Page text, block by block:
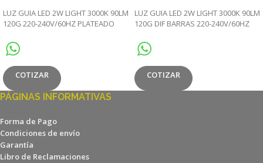
LUZ GUIA LED 2W LIGHT 3000K 90LM
120G 220-240V/60HZ PLATEADO
COTIZAR
LUZ GUIA LED 2W LIGHT 3000K 90LM
120G DIF BARRAS 220-240V/60HZ
COTIZAR
PÁGINAS INFORMATIVAS
Forma de Pago
Condiciones de envío
Garantía
Libro de Reclamaciones